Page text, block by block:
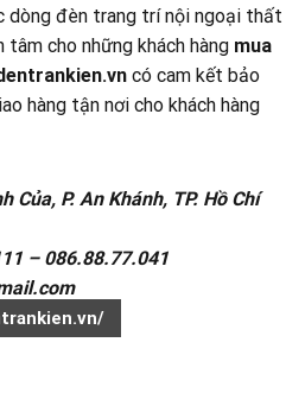
dòng đèn trang trí nội ngoại thất
cho những khách hàng mua
có cam kết bảo
hàng tận nơi cho khách hàng
P. An Khánh, TP. Hồ Chí
– 086.88.77.041